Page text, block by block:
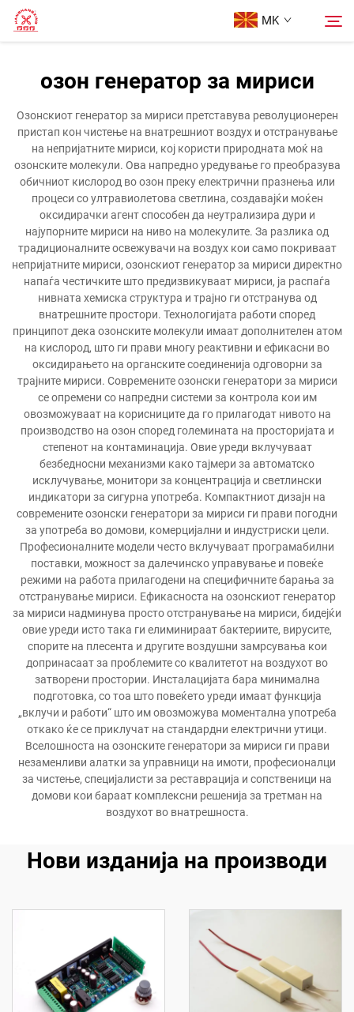
MK
Продукти
За Нас
Кутии
Контактирајте Нас
Пребарување
озон генератор за мириси
Озонскиот генератор за мириси претставува револуционерен
пристап кон чистење на внатрешниот воздух и отстранување
на непријатните мириси, кој користи природната моќ на
озонските молекули. Ова напредно уредување го преобразува
обичниот кислород во озон преку електрични празнења или
процеси со ултравиолетова светлина, создавајќи моќен
оксидирачки агент способен да неутрализира дури и
најупорните мириси на ниво на молекулите. За разлика од
традиционалните освежувачи на воздух кои само покриваат
непријатните мириси, озонскиот генератор за мириси директно
напаѓа честичките што предизвикуваат мириси, ја распаѓа
нивната хемиска структура и трајно ги отстранува од
внатрешните простори. Технологијата работи според
принципот дека озонските молекули имаат дополнителен атом
на кислород, што ги прави многу реактивни и ефикасни во
оксидирањето на органските соединенија одговорни за
трајните мириси. Современите озонски генератори за мириси
се опремени со напредни системи за контрола кои им
овозможуваат на корисниците да го прилагодат нивото на
производство на озон според големината на просторијата и
степенот на контаминација. Овие уреди вклучуваат
безбедносни механизми како тајмери за автоматско
исклучување, монитори за концентрација и светлински
индикатори за сигурна употреба. Компактниот дизајн на
современите озонски генератори за мириси ги прави погодни
за употреба во домови, комерцијални и индустриски цели.
Професионалните модели често вклучуваат програмабилни
поставки, можност за далечинско управување и повеќе
режими на работа прилагодени на специфичните барања за
отстранување мириси. Ефикасноста на озонскиот генератор
за мириси надминува просто отстранување на мириси, бидејќи
овие уреди исто така ги елиминираат бактериите, вирусите,
спорите на плесента и другите воздушни замрсувања кои
допринасаат за проблемите со квалитетот на воздухот во
затворени простории. Инсталацијата бара минимална
подготовка, со тоа што повеќето уреди имаат функција
„вклучи и работи“ што им овозможува моментална употреба
откако ќе се приклучат на стандардни електрични утици.
Вселошноста на озонските генератори за мириси ги прави
незаменливи алатки за управници на имоти, професионалци
за чистење, специјалисти за реставрација и сопственици на
домови кои бараат комплексни решенија за третман на
воздухот во внатрешноста.
Нови изданија на производи